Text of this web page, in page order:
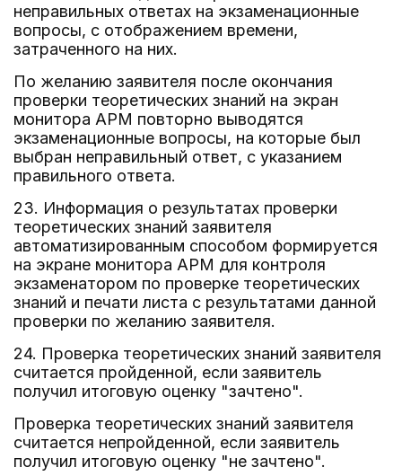
неправильных ответах на экзаменационные
вопросы, с отображением времени,
затраченного на них.
По желанию заявителя после окончания
проверки теоретических знаний на экран
монитора АРМ повторно выводятся
экзаменационные вопросы, на которые был
выбран неправильный ответ, с указанием
правильного ответа.
23. Информация о результатах проверки
теоретических знаний заявителя
автоматизированным способом формируется
на экране монитора АРМ для контроля
экзаменатором по проверке теоретических
знаний и печати листа с результатами данной
проверки по желанию заявителя.
24. Проверка теоретических знаний заявителя
считается пройденной, если заявитель
получил итоговую оценку "зачтено".
Проверка теоретических знаний заявителя
считается непройденной, если заявитель
получил итоговую оценку "не зачтено".